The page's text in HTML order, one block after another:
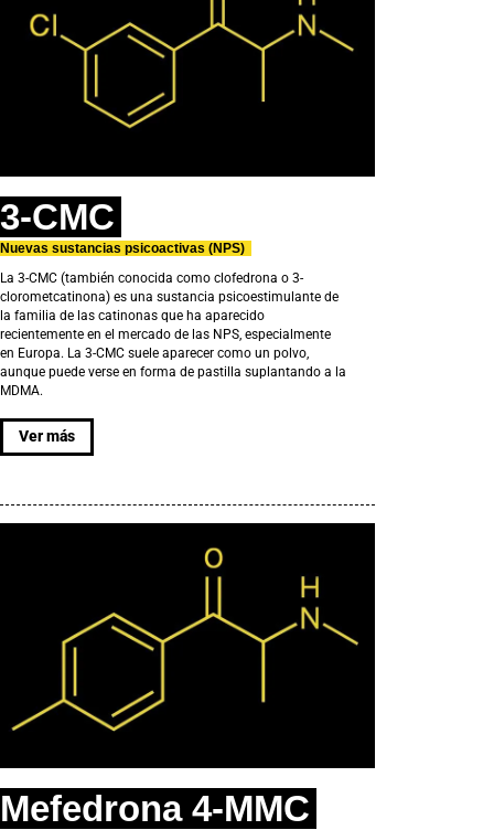
3-CMC
Nuevas sustancias psicoactivas (NPS)
La 3-CMC (también conocida como clofedrona o 3-
clorometcatinona) es una sustancia psicoestimulante de
la familia de las catinonas que ha aparecido
recientemente en el mercado de las NPS, especialmente
en Europa. La 3-CMC suele aparecer como un polvo,
aunque puede verse en forma de pastilla suplantando a la
MDMA.
Ver más
Mefedrona 4-MMC